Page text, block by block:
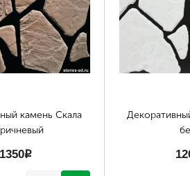
камень Скала
1350p